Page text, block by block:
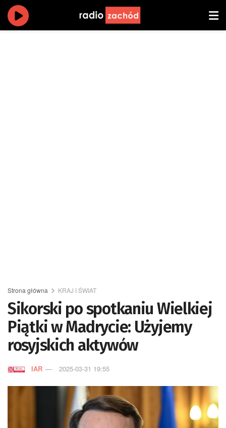
Strona główna KRAJ I ŚWIAT
Sikorski po spotkaniu Wielkiej
Piątki w Madrycie: Użyjemy
rosyjskich aktywów
IAR 2025-03-31 19:55